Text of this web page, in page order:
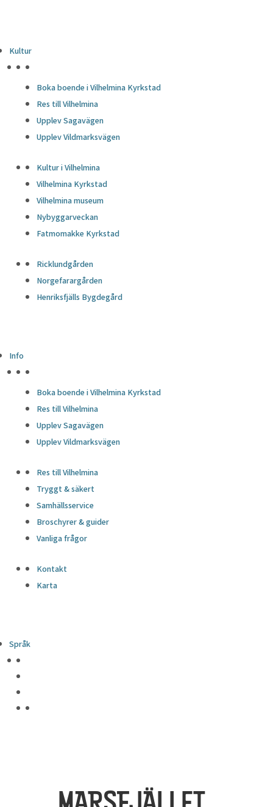
Kultur
Boka boende i Vilhelmina Kyrkstad
Res till Vilhelmina
Upplev Sagavägen
Upplev Vildmarksvägen
Kultur i Vilhelmina
Vilhelmina Kyrkstad
Vilhelmina museum
Nybyggarveckan
Fatmomakke Kyrkstad
Ricklundgården
Norgefarargården
Henriksfjälls Bygdegård
Info
Boka boende i Vilhelmina Kyrkstad
Res till Vilhelmina
Upplev Sagavägen
Upplev Vildmarksvägen
Res till Vilhelmina
Tryggt & säkert
Samhällsservice
Broschyrer & guider
Vanliga frågor
Kontakt
Karta
Språk